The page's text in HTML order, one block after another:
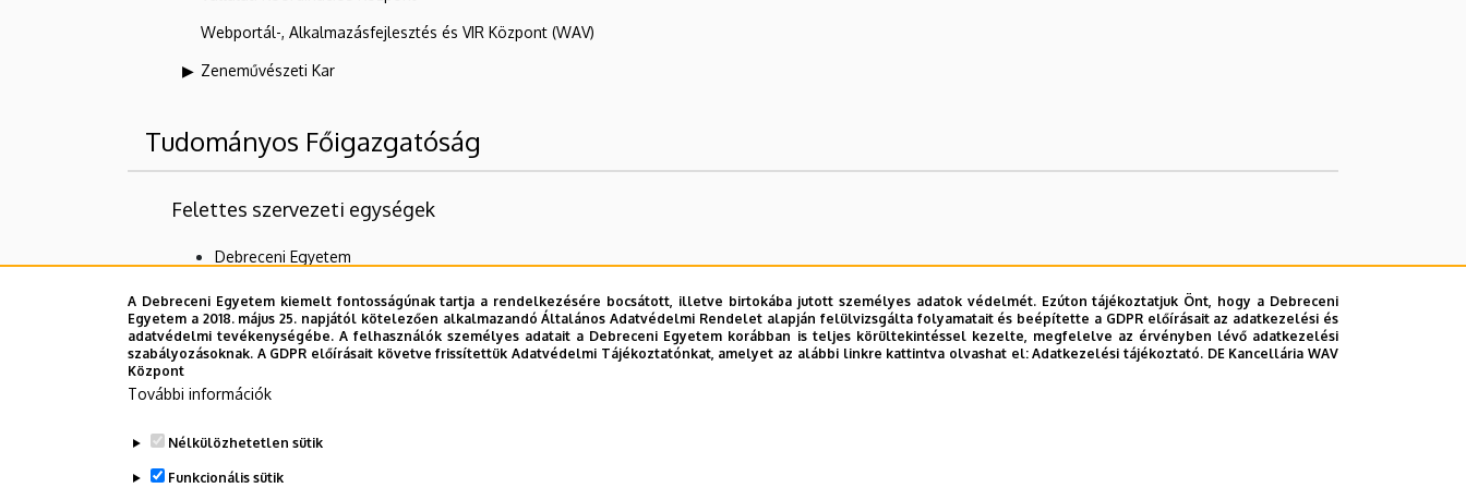
Webportál-, Alkalmazásfejlesztés és VIR Központ (WAV)
Zeneművészeti Kar
Tudományos Főigazgatóság
Felettes szervezeti egységek
Debreceni Egyetem
Alárendelt szervezeti egységek
Kutatási Kiválósági és Doktori Igazgatóság
Tudomány-kommunikáció és Innováció Igazgatóság
A Debreceni Egyetem kiemelt fontosságúnak tartja a rendelkezésére bocsátott, illetve birtokába jutott személyes adatok védelmét. Ezúton tájékoztatjuk Önt, hogy a Debreceni
Egyetem a 2018. május 25. napjától kötelezően alkalmazandó Általános Adatvédelmi Rendelet alapján felülvizsgálta folyamatait és beépítette a GDPR előírásait az adatkezelési és
adatvédelmi tevékenységébe. A felhasználók személyes adatait a Debreceni Egyetem korábban is teljes körültekintéssel kezelte, megfelelve az érvényben lévő adatkezelési
szabályozásoknak. A GDPR előírásait követve frissítettük Adatvédelmi Tájékoztatónkat, amelyet az alábbi linkre kattintva olvashat el:Adatkezelési tájékoztató. DE Kancellária WAV
Központ
További információk
Nélkülözhetetlen sütik
Funkcionális sütik